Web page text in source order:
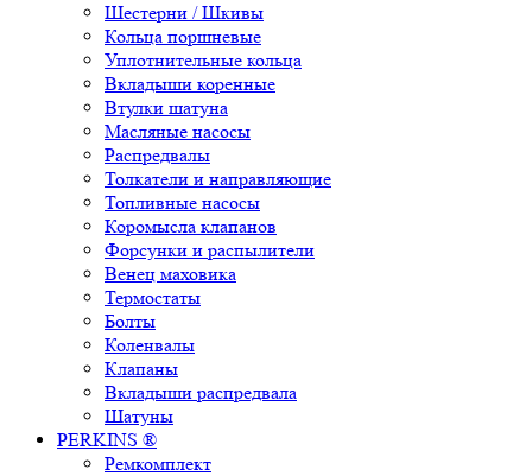
Шестерни / Шкивы
Кольца поршневые
Уплотнительные кольца
Вкладыши коренные
Втулки шатуна
Масляные насосы
Распредвалы
Толкатели и направляющие
Топливные насосы
Коромысла клапанов
Форсунки и распылители
Венец маховика
Термостаты
Болты
Коленвалы
Клапаны
Вкладыши распредвала
Шатуны
PERKINS ®
Ремкомплект